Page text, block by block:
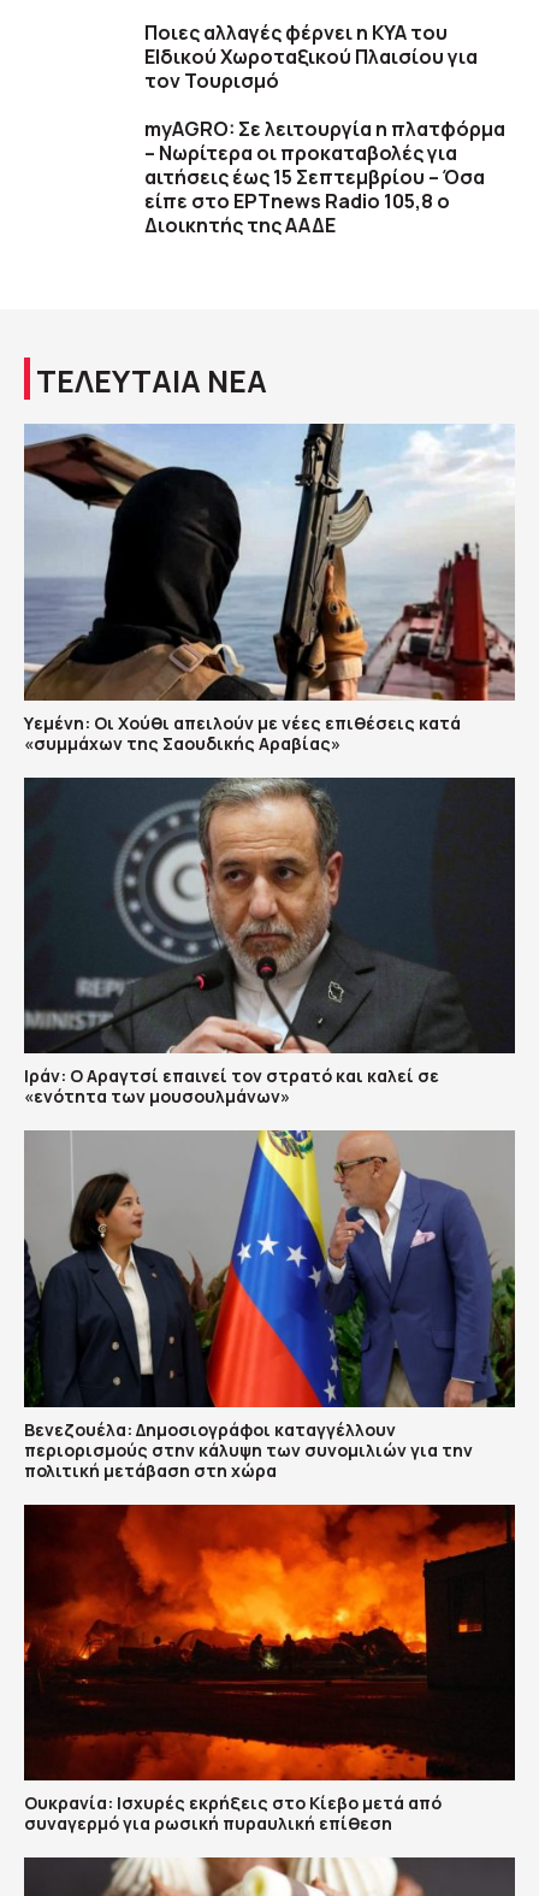
Ποιες αλλαγές φέρνει η ΚΥΑ του
ΕΙδικού Χωροταξικού Πλαισίου για
τον Τουρισμό
myAGRO: Σε λειτουργία η πλατφόρμα
– Νωρίτερα οι προκαταβολές για
αιτήσεις έως 15 Σεπτεμβρίου – Όσα
είπε στο ΕΡΤnews Radio 105,8 ο
Διοικητής της ΑΑΔΕ
ΤΕΛΕΥΤΑΙΑ ΝΕΑ
Υεμένη: Οι Χούθι απειλούν με νέες επιθέσεις κατά
«συμμάχων της Σαουδικής Αραβίας»
Ιράν: Ο Αραγτσί επαινεί τον στρατό και καλεί σε
«ενότητα των μουσουλμάνων»
Βενεζουέλα: Δημοσιογράφοι καταγγέλλουν
περιορισμούς στην κάλυψη των συνομιλιών για την
πολιτική μετάβαση στη χώρα
Ουκρανία: Ισχυρές εκρήξεις στο Κίεβο μετά από
συναγερμό για ρωσική πυραυλική επίθεση